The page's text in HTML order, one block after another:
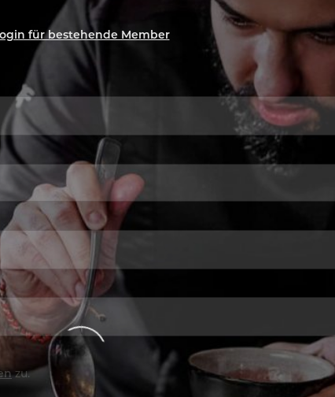
für bestehende Member
zu.